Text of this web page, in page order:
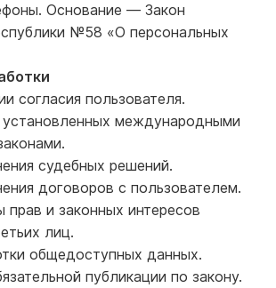
Основание — Закон
№58 «О персональных
согласия пользователя.
установленных международными
судебных решений.
договоров с пользователем.
прав и законных интересов
лиц.
общедоступных данных.
публикации по закону.